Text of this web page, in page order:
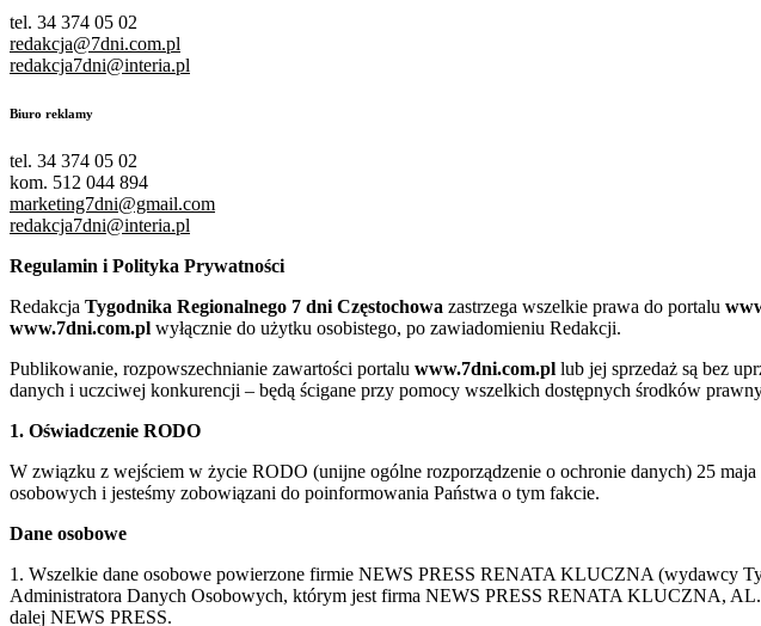
tel. 34 374 05 02
redakcja@7dni.com.pl
redakcja7dni@interia.pl
Biuro reklamy
tel. 34 374 05 02
kom. 512 044 894
marketing7dni@gmail.com
redakcja7dni@interia.pl
Regulamin i Polityka Prywatności
Redakcja Tygodnika Regionalnego 7 dni Częstochowa zastrzega wszelkie prawa do portalu
www.7dni.com.pl wyłącznie do użytku osobistego, po zawiadomieniu Redakcji.
Publikowanie, rozpowszechnianie zawartości portalu www.7dni.com.pl lub jej sprzedaż są bez
danych i uczciwej konkurencji – będą ścigane przy pomocy wszelkich dostępnych środków
1. Oświadczenie RODO
W związku z wejściem w życie RODO (unijne ogólne rozporządzenie o ochronie danych) 25
osobowych i jesteśmy zobowiązani do poinformowania Państwa o tym fakcie.
Dane osobowe
1. Wszelkie dane osobowe powierzone firmie NEWS PRESS RENATA KLUCZNA (wydawcy
Administratora Danych Osobowych, którym jest firma NEWS PRESS RENATA KLUCZNA,
dalej NEWS PRESS.